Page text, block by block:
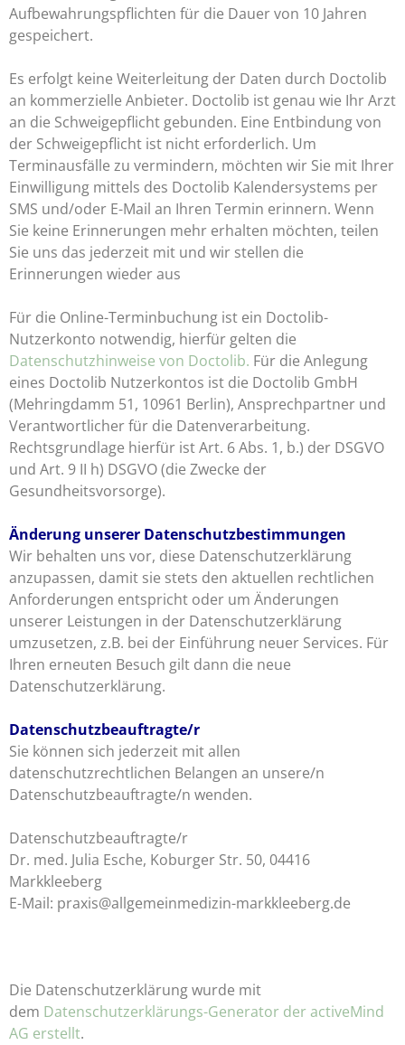
Aufbewahrungspflichten für die Dauer von 10 Jahren
gespeichert.
Es erfolgt keine Weiterleitung der Daten durch Doctolib
an kommerzielle Anbieter. Doctolib ist genau wie Ihr Arzt
an die Schweigepflicht gebunden. Eine Entbindung von
der Schweigepflicht ist nicht erforderlich. Um
Terminausfälle zu vermindern, möchten wir Sie mit Ihrer
Einwilligung mittels des Doctolib Kalendersystems per
SMS und/oder E-Mail an Ihren Termin erinnern. Wenn
Sie keine Erinnerungen mehr erhalten möchten, teilen
Sie uns das jederzeit mit und wir stellen die
Erinnerungen wieder aus
Für die Online-Terminbuchung ist ein Doctolib-
Nutzerkonto notwendig, hierfür gelten die
Datenschutzhinweise von Doctolib. Für die Anlegung
eines Doctolib Nutzerkontos ist die Doctolib GmbH
(Mehringdamm 51, 10961 Berlin), Ansprechpartner und
Verantwortlicher für die Datenverarbeitung.
Rechtsgrundlage hierfür ist Art. 6 Abs. 1, b.) der DSGVO
und Art. 9 II h) DSGVO (die Zwecke der
Gesundheitsvorsorge).
Änderung unserer Datenschutzbestimmungen
Wir behalten uns vor, diese Datenschutzerklärung
anzupassen, damit sie stets den aktuellen rechtlichen
Anforderungen entspricht oder um Änderungen
unserer Leistungen in der Datenschutzerklärung
umzusetzen, z.B. bei der Einführung neuer Services. Für
Ihren erneuten Besuch gilt dann die neue
Datenschutzerklärung.
Datenschutzbeauftragte/r
Sie können sich jederzeit mit allen
datenschutzrechtlichen Belangen an unsere/n
Datenschutzbeauftragte/n wenden.
Datenschutzbeauftragte/r
Dr. med. Julia Esche, Koburger Str. 50, 04416
Markkleeberg
E-Mail: praxis@allgemeinmedizin-markkleeberg.de
Die Datenschutzerklärung wurde mit
dem Datenschutzerklärungs-Generator der activeMind
AG erstellt.